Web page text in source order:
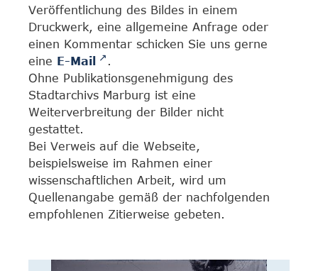
Veröffentlichung des Bildes in einem
Druckwerk, eine allgemeine Anfrage oder
einen Kommentar schicken Sie uns gerne
eine E-Mail
.
Ohne Publikationsgenehmigung des
Stadtarchivs Marburg ist eine
Weiterverbreitung der Bilder nicht
gestattet.
Bei Verweis auf die Webseite,
beispielsweise im Rahmen einer
wissenschaftlichen Arbeit, wird um
Quellenangabe gemäß der nachfolgenden
empfohlenen Zitierweise gebeten.